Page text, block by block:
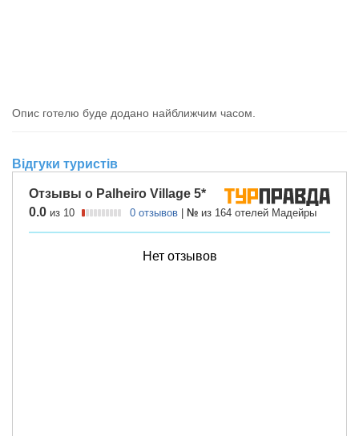
Опис готелю буде додано найближчим часом.
Відгуки туристів